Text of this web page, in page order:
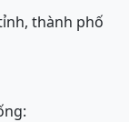
thành phố